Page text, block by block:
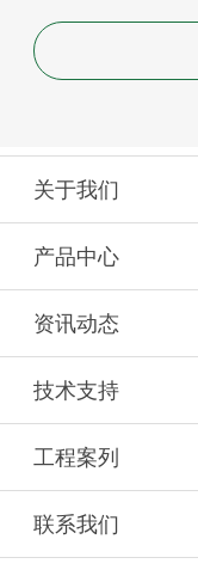
关于我们
产品中心
资讯动态
技术支持
工程案列
联系我们